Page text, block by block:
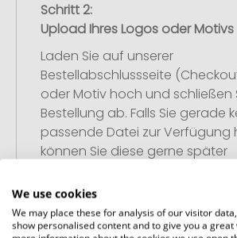
Schritt 2:
Upload Ihres Logos oder Motivs
Laden Sie auf unserer
Bestellabschlussseite
oder Motiv hoch und schließen
Bestellung ab. Falls Sie gerade
passende Datei zur Verfügung
können Sie diese gerne später
We use cookies
We may place these for analysis of our visitor
show personalised content and to give you a